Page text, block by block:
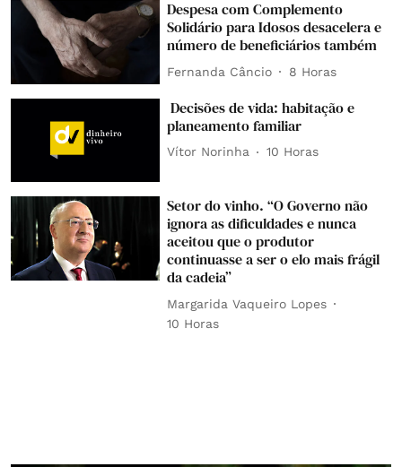
Despesa com Complemento
Solidário para Idosos desacelera e
número de beneficiários também
Fernanda Câncio 8 Horas
Decisões de vida: habitação e
planeamento familiar
Vítor Norinha 10 Horas
Setor do vinho. “O Governo não
ignora as dificuldades e nunca
aceitou que o produtor
continuasse a ser o elo mais frágil
da cadeia”
Margarida Vaqueiro Lopes
10 Horas